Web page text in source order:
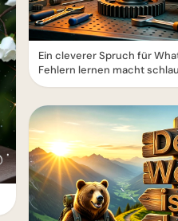
Ein cleverer Spruch für
Fehlern lernen macht